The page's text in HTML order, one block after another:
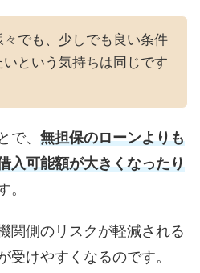
々でも、少しでも良い条件
いという気持ちは同じです
で、 無担保のローンよりも
入可能額が大きくなったり
。
関側のリスクが軽減される
受けやすくなるのです。